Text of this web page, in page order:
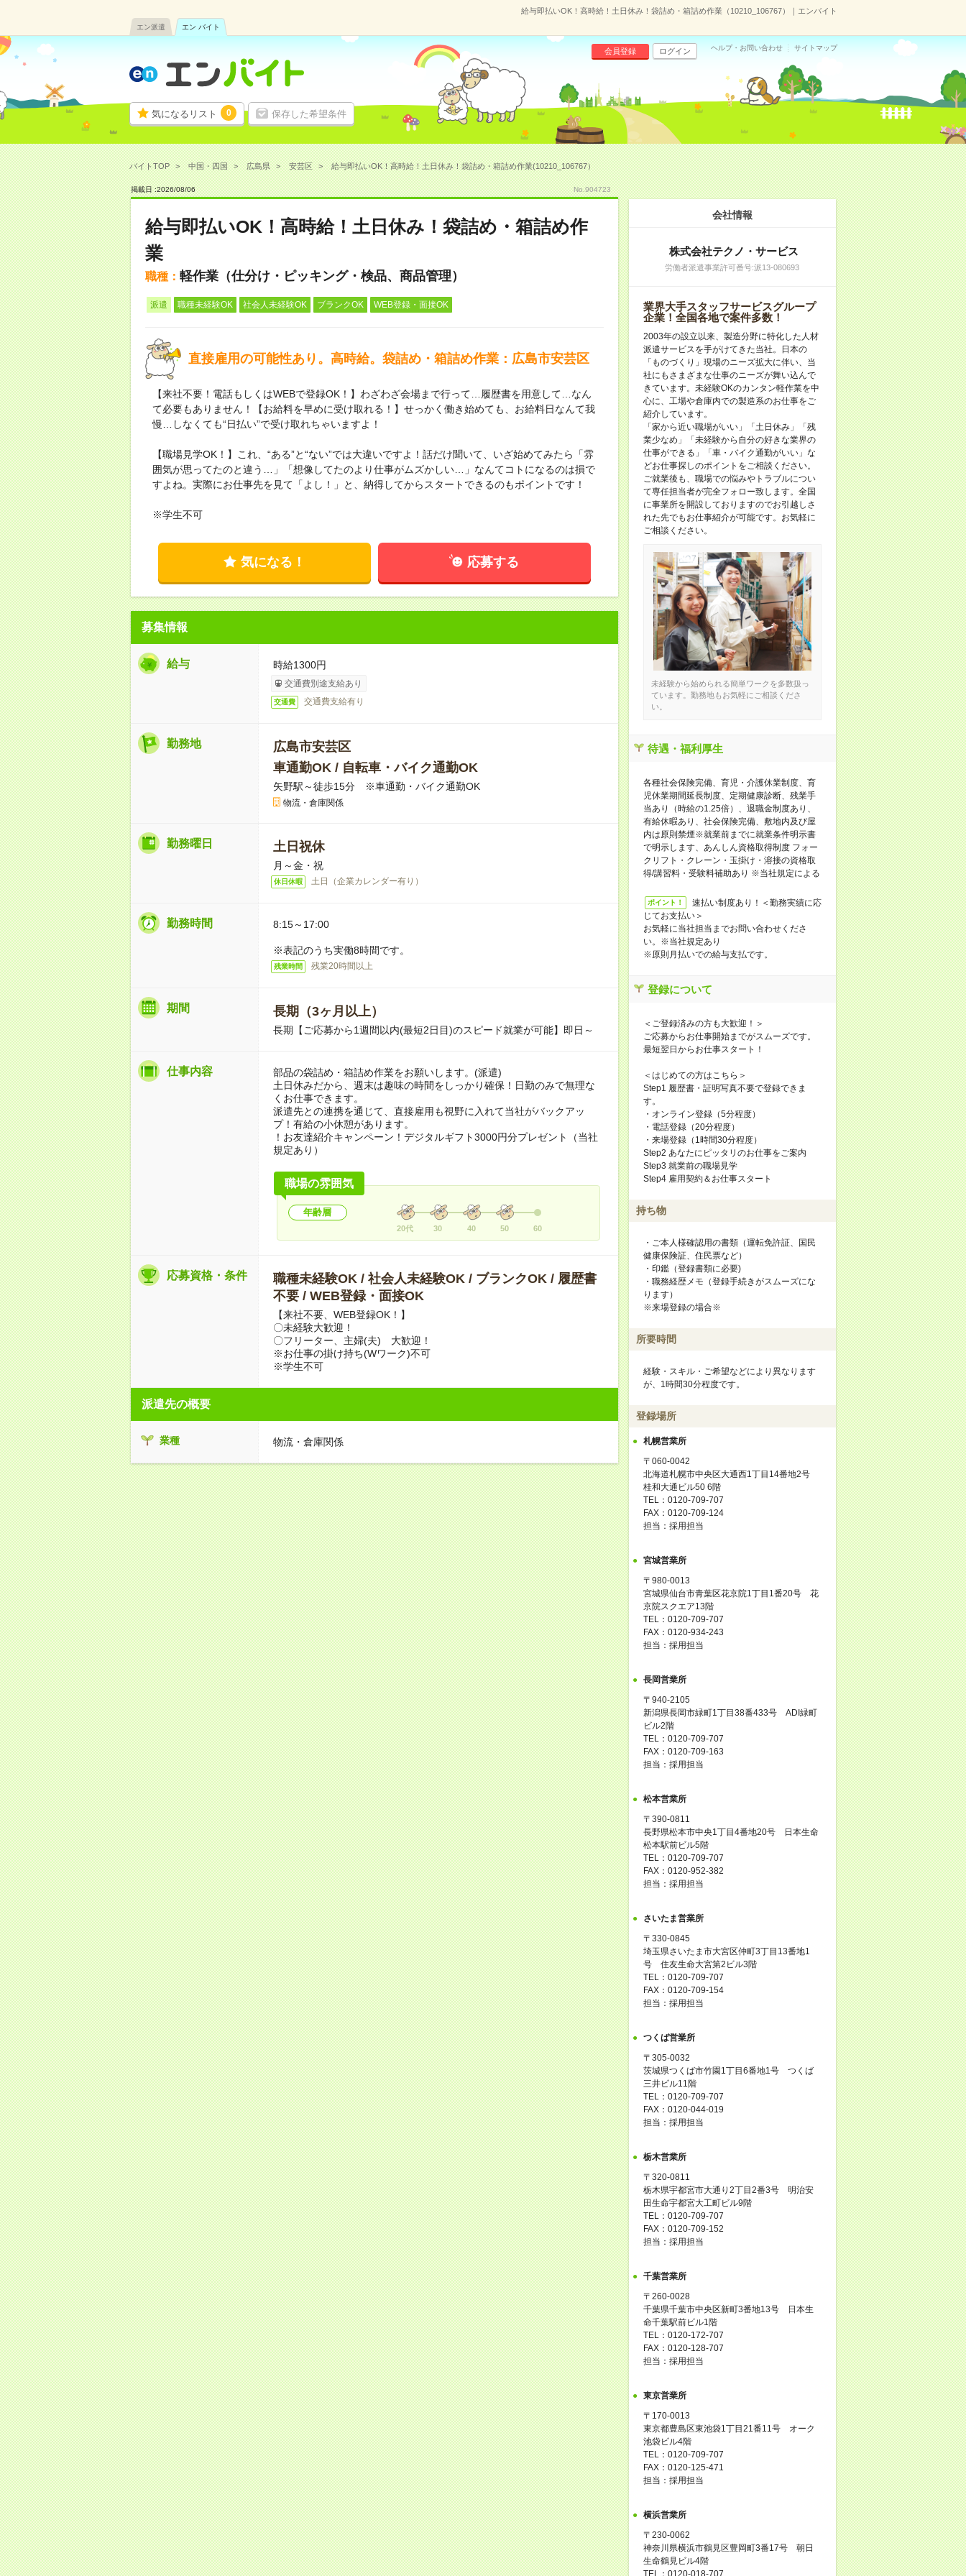
給与即払いOK！高時給！土日休み！袋詰め・箱詰め作業（10210_106767）｜エンバイト
エン派遣 エン バイト
気になるリスト 0 保存した希望条件
会員登録 ログイン ヘルプ・お問い合わせ サイトマップ
バイトTOP 中国・四国 広島県 安芸区 給与即払いOK！高時給！土日休み！袋詰め・箱詰め作業(10210_106767）
掲載日 :2026/08/06 No.904723
給与即払いOK！高時給！土日休み！袋詰め・箱詰め作
業
職種： 軽作業（仕分け・ピッキング・検品、商品管理）
派遣 職種未経験OK 社会人未経験OK ブランクOK WEB登録・面接OK
直接雇用の可能性あり。高時給。袋詰め・箱詰め作業：広島市安芸区
【来社不要！電話もしくはWEBで登録OK！】わざわざ会場まで行って…履歴書を用意して…なん
て必要もありません！【お給料を早めに受け取れる！】せっかく働き始めても、お給料日なんて我
慢…しなくても“日払い”で受け取れちゃいますよ！
【職場見学OK！】これ、“ある”と“ない”では大違いですよ！話だけ聞いて、いざ始めてみたら「雰
囲気が思ってたのと違う…」「想像してたのより仕事がムズかしい…」なんてコトになるのは損で
すよね。実際にお仕事先を見て「よし！」と、納得してからスタートできるのもポイントです！
※学生不可
気になる！ 応募する
募集情報
給与 時給1300円
交通費別途支給あり
交通費 交通費支給有り
勤務地
広島市安芸区
車通勤OK / 自転車・バイク通勤OK
矢野駅～徒歩15分 ※車通勤・バイク通勤OK
物流・倉庫関係
勤務曜日 土日祝休
月～金・祝
休日休暇 土日（企業カレンダー有り）
勤務時間 8:15～17:00
※表記のうち実働8時間です。
残業時間 残業20時間以上
期間 長期（3ヶ月以上）
長期【ご応募から1週間以内(最短2日目)のスピード就業が可能】即日～
仕事内容
部品の袋詰め・箱詰め作業をお願いします。(派遣)
土日休みだから、週末は趣味の時間をしっかり確保！日勤のみで無理な
くお仕事できます。
派遣先との連携を通じて、直接雇用も視野に入れて当社がバックアッ
プ！有給の小休憩があります。
！お友達紹介キャンペーン！デジタルギフト3000円分プレゼント（当社
規定あり）
職場の雰囲気
年齢層
20代 30 40 50 60
応募資格・条件
職種未経験OK / 社会人未経験OK / ブランクOK / 履歴書
不要 / WEB登録・面接OK
【来社不要、WEB登録OK！】
〇未経験大歓迎！
〇フリーター、主婦(夫) 大歓迎！
※お仕事の掛け持ち(Wワーク)不可
※学生不可
派遣先の概要
業種 物流・倉庫関係
会社情報
株式会社テクノ・サービス
労働者派遣事業許可番号:派13-080693
業界大手スタッフサービスグループ
企業！全国各地で案件多数！
2003年の設立以来、製造分野に特化した人材
派遣サービスを手がけてきた当社。日本の
「ものづくり」現場のニーズ拡大に伴い、当
社にもさまざまな仕事のニーズが舞い込んで
きています。未経験OKのカンタン軽作業を中
心に、工場や倉庫内での製造系のお仕事をご
紹介しています。
「家から近い職場がいい」「土日休み」「残
業少なめ」「未経験から自分の好きな業界の
仕事ができる」「車・バイク通勤がいい」な
どお仕事探しのポイントをご相談ください。
ご就業後も、職場での悩みやトラブルについ
て専任担当者が完全フォロー致します。全国
に事業所を開設しておりますのでお引越しさ
れた先でもお仕事紹介が可能です。お気軽に
ご相談ください。
未経験から始められる簡単ワークを多数扱っ
ています。勤務地もお気軽にご相談くださ
い。
待遇・福利厚生
各種社会保険完備、育児・介護休業制度、育
児休業期間延長制度、定期健康診断、残業手
当あり（時給の1.25倍）、退職金制度あり、
有給休暇あり、社会保険完備、敷地内及び屋
内は原則禁煙※就業前までに就業条件明示書
で明示します、あんしん資格取得制度 フォー
クリフト・クレーン・玉掛け・溶接の資格取
得/講習料・受験料補助あり ※当社規定による
ポイント！
速払い制度あり！＜勤務実績に応
じてお支払い＞
お気軽に当社担当までお問い合わせくださ
い。※当社規定あり
※原則月払いでの給与支払です。
登録について
＜ご登録済みの方も大歓迎！＞
ご応募からお仕事開始までがスムーズです。
最短翌日からお仕事スタート！
＜はじめての方はこちら＞
Step1 履歴書・証明写真不要で登録できま
す。
・オンライン登録（5分程度）
・電話登録（20分程度）
・来場登録（1時間30分程度）
Step2 あなたにピッタリのお仕事をご案内
Step3 就業前の職場見学
Step4 雇用契約＆お仕事スタート
持ち物
・ご本人様確認用の書類（運転免許証、国民
健康保険証、住民票など）
・印鑑（登録書類に必要)
・職務経歴メモ（登録手続きがスムーズにな
ります）
※来場登録の場合※
所要時間
経験・スキル・ご希望などにより異なります
が、1時間30分程度です。
登録場所
札幌営業所
〒060-0042
北海道札幌市中央区大通西1丁目14番地2号
桂和大通ビル50 6階
TEL：0120-709-707
FAX：0120-709-124
担当：採用担当
宮城営業所
〒980-0013
宮城県仙台市青葉区花京院1丁目1番20号 花
京院スクエア13階
TEL：0120-709-707
FAX：0120-934-243
担当：採用担当
長岡営業所
〒940-2105
新潟県長岡市緑町1丁目38番433号 ADI緑町
ビル2階
TEL：0120-709-707
FAX：0120-709-163
担当：採用担当
松本営業所
〒390-0811
長野県松本市中央1丁目4番地20号 日本生命
松本駅前ビル5階
TEL：0120-709-707
FAX：0120-952-382
担当：採用担当
さいたま営業所
〒330-0845
埼玉県さいたま市大宮区仲町3丁目13番地1
号 住友生命大宮第2ビル3階
TEL：0120-709-707
FAX：0120-709-154
担当：採用担当
つくば営業所
〒305-0032
茨城県つくば市竹園1丁目6番地1号 つくば
三井ビル11階
TEL：0120-709-707
FAX：0120-044-019
担当：採用担当
栃木営業所
〒320-0811
栃木県宇都宮市大通り2丁目2番3号 明治安
田生命宇都宮大工町ビル9階
TEL：0120-709-707
FAX：0120-709-152
担当：採用担当
千葉営業所
〒260-0028
千葉県千葉市中央区新町3番地13号 日本生
命千葉駅前ビル1階
TEL：0120-172-707
FAX：0120-128-707
担当：採用担当
東京営業所
〒170-0013
東京都豊島区東池袋1丁目21番11号 オーク
池袋ビル4階
TEL：0120-709-707
FAX：0120-125-471
担当：採用担当
横浜営業所
〒230-0062
神奈川県横浜市鶴見区豊岡町3番17号 朝日
生命鶴見ビル4階
TEL：0120-018-707